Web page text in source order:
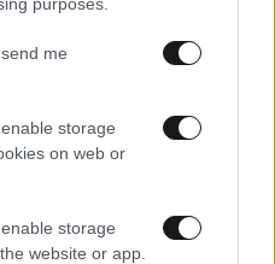
me
storage
on web or
storage
website or app.
στα 40, 50, 60
να σας «προδώσει» το